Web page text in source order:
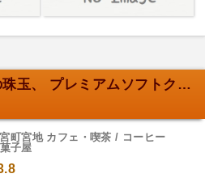
阿蘇神社散策後の珠玉、 プレミアムソフトクリーム！
町宮地 カフェ・喫茶 / コーヒー
子屋